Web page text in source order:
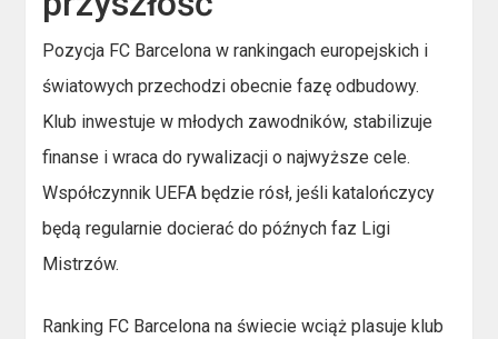
Pozycja FC Barcelona w rankingach europejskich i
światowych przechodzi obecnie fazę odbudowy.
Klub inwestuje w młodych zawodników, stabilizuje
finanse i wraca do rywalizacji o najwyższe cele.
Współczynnik UEFA będzie rósł, jeśli katalończycy
będą regularnie docierać do późnych faz Ligi
Mistrzów.
Ranking FC Barcelona na świecie wciąż plasuje klub